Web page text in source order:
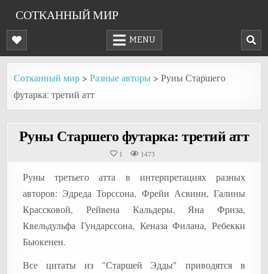
content
СОТКАННЫЙ МИР
MENU
Сотканный мир >Разные авторы >Руны Старшего
футарка: третий атт
Руны Старшего футарка: третий атт
1 1473
Руны третьего атта в интерпретациях разных
авторов: Эдреда Торссона, Фрейи Асвинн, Галины
Крассковой, Рейвена Кальдеры, Яна Фриза,
Квельдульфа Гундарссона, Кеназа Филана, Ребекки
Бьюкенен.
Все цитаты из "Старшей Эдды" приводятся в